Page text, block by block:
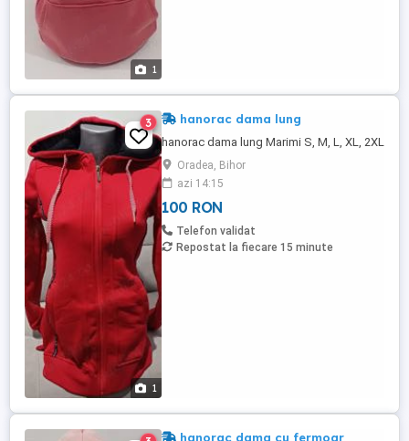
1
1
3 hanorac dama lung
hanorac dama lung Marimi S, M, L, XL, 2XL
Oradea, Bihor
azi 14:15
100 RON
Telefon validat
Repostat la fiecare 15 minute
hanorac dama cu fermoar